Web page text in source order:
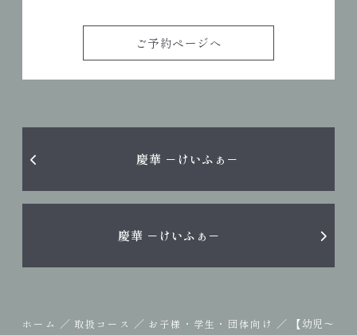
ご予約ページへ
慶華 －けいふぁ－
慶華 －けいふぁ－
ホーム ／ 取扱コース ／ お子様・学生・団体向け ／
【幼児〜